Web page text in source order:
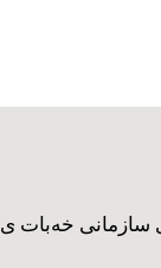
سازمانی خه‌بات ی